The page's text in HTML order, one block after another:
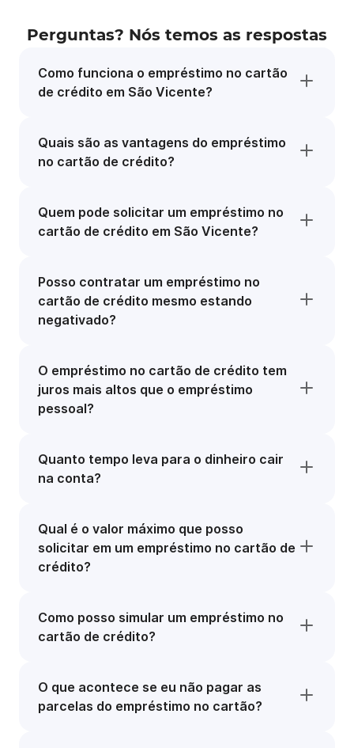
Perguntas? Nós temos as respostas
Como funciona o empréstimo no cartão
de crédito em São Vicente?
Quais são as vantagens do empréstimo
no cartão de crédito?
Quem pode solicitar um empréstimo no
cartão de crédito em São Vicente?
Posso contratar um empréstimo no
cartão de crédito mesmo estando
negativado?
O empréstimo no cartão de crédito tem
juros mais altos que o empréstimo
pessoal?
Quanto tempo leva para o dinheiro cair
na conta?
Qual é o valor máximo que posso
solicitar em um empréstimo no cartão de
crédito?
Como posso simular um empréstimo no
cartão de crédito?
O que acontece se eu não pagar as
parcelas do empréstimo no cartão?